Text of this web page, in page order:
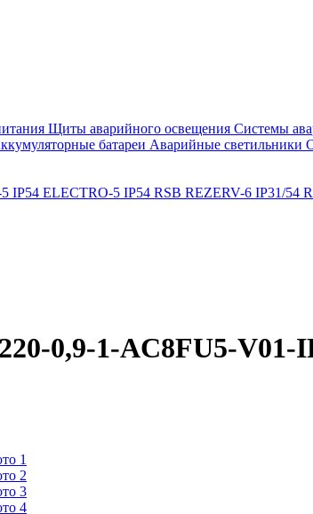
Щиты аварийного освещения Системы
батареи Аварийные светильники
IP54 ELECTRO-5 IP54 RSB REZERV-6 IP31/54
0,9-1-AC8FU5-V01-